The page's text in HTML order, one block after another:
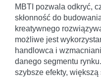
MBTI pozwala odkryć,
skłonność do
kreatywnego
możliwe jest
handlowca i
danego segmentu
szybsze efekty,